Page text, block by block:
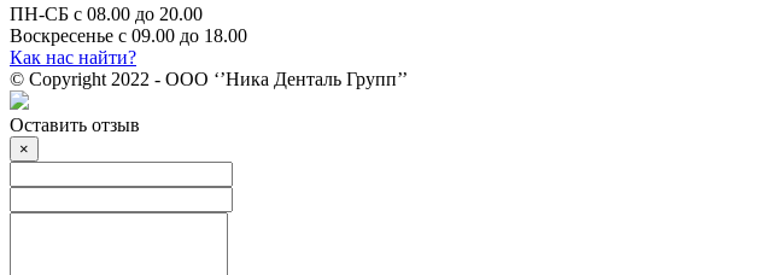
ПН-СБ с 08.00 до 20.00
Воскресенье с 09.00 до 18.00
Как нас найти?
© Copyright 2022 - ООО ‘’Ника Денталь Групп’’
Оставить отзыв
×